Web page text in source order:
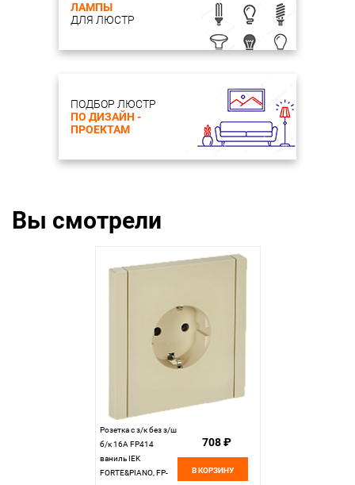
ЛАМПЫ
ДЛЯ ЛЮСТР
ПОДБОР ЛЮСТР
ПО ДИЗАЙН -
ПРОЕКТАМ
Вы смотрели
Розетка с з/к без з/ш
б/к 16А FP414
ваниль IEK
FORTE&PIANO, FP-
708 ₽
В КОРЗИНУ